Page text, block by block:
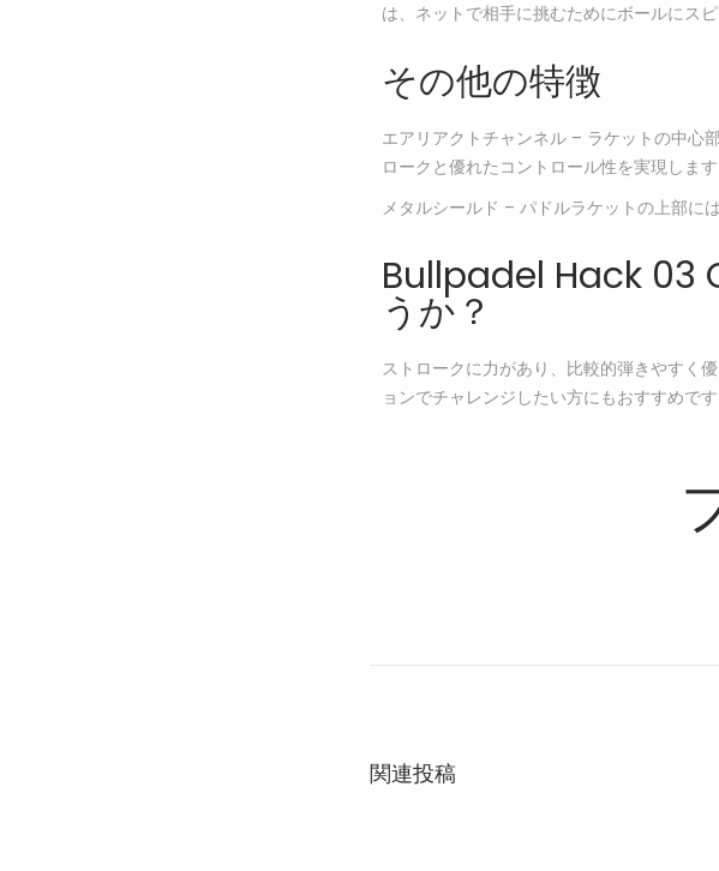
は、ネットで相手に挑むためにボールにス
その他の特徴
エアリアクトチャンネル – ラケットの中心
ロークと優れたコントロール性を実現します
メタルシールド – パドルラケットの上部に
Bullpadel Hack 03
うか？
ストロークに力があり、比較的弾きやすく
ョンでチャレンジしたい方にもおすすめです
ッ
関連投稿